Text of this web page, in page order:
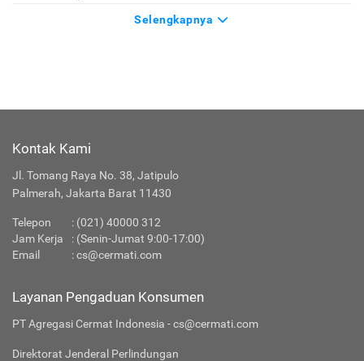
Selengkapnya
Kontak Kami
Jl. Tomang Raya No. 38, Jatipulo
Palmerah, Jakarta Barat 11430
Telepon : (021) 40000 312
Jam Kerja
: (Senin-Jumat 9:00-17:00)
Email
:cs@cermati.com
Layanan Pengaduan Konsumen
PT Agregasi Cermat Indonesia - cs@cermati.com
Direktorat Jenderal Perlindungan